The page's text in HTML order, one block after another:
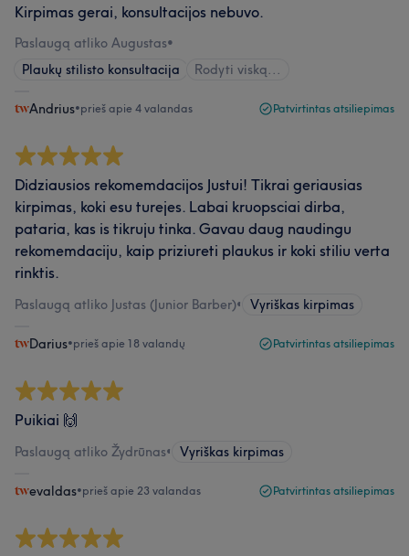
Kirpimas gerai, konsultacijos nebuvo.
Paslaugą atliko Augustas•
Plaukų stilisto konsultacija
Rodyti viską...
Andrius•prieš apie 4 valandas Patvirtintas atsiliepimas
Didziausios rekomemdacijos Justui! Tikrai geriausias
kirpimas, koki esu turejes. Labai kruopsciai dirba,
pataria, kas is tikruju tinka. Gavau daug naudingu
rekomemdaciju, kaip priziureti plaukus ir koki stiliu verta
rinktis.
Paslaugą atliko Justas (Junior Barber)• Vyriškas kirpimas
Darius•prieš apie 18 valandų Patvirtintas atsiliepimas
Puikiai 🙌
Paslaugą atliko Žydrūnas• Vyriškas kirpimas
evaldas•prieš apie 23 valandas Patvirtintas atsiliepimas